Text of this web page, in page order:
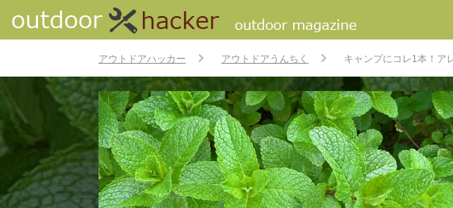
アウトドアハッカー アウトドアうんちく キャンプにコレ1本！ア